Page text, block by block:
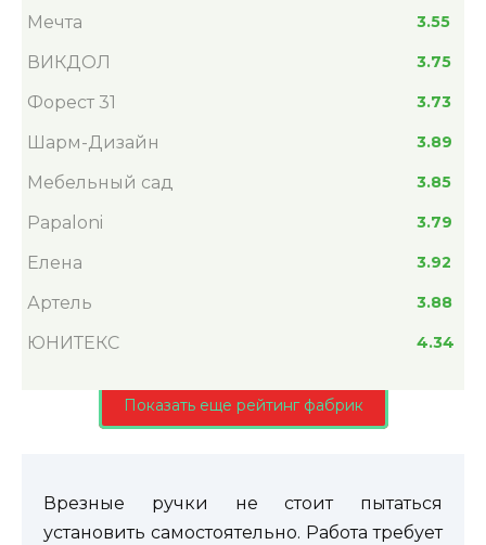
Мечта 3.55
ВИКДОЛ 3.75
Форест 31 3.73
Шарм-Дизайн 3.89
Мебельный сад 3.85
Papaloni 3.79
Елена 3.92
Артель 3.88
ЮНИТЕКС 4.34
Показать еще рейтинг фабрик
Врезные ручки не стоит пытаться
установить самостоятельно. Работа требует